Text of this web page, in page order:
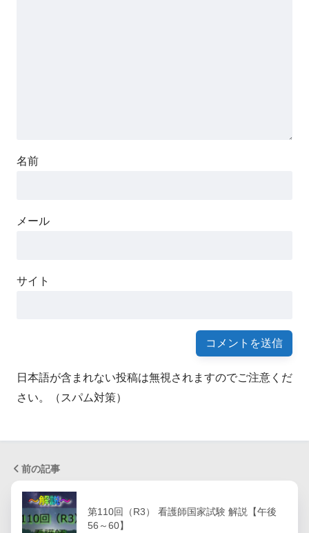
名前
メール
サイト
日本語が含まれない投稿は無視されますのでご注意くだ
さい。（スパム対策）
前の記事
第110回（R3） 看護師国家試験 解説【午後
56～60】